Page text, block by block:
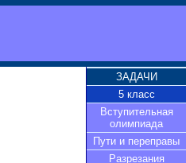
ЗАДАЧИ
5 класс
Вступительная
олимпиада
Пути и переправы
Разрезания